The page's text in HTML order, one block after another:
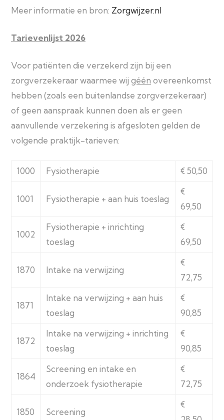
Meer informatie en bron: Zorgwijzer.nl
Tarievenlijst 2026
Voor patiënten die verzekerd zijn bij een
zorgverzekeraar waarmee wij géén overeenkomst
hebben (zoals een buitenlandse zorgverzekeraar)
of geen aanspraak kunnen doen als er geen
aanvullende verzekering is afgesloten gelden de
volgende praktijk-tarieven:
1000 Fysiotherapie € 50,50
1001 Fysiotherapie + aan huis toeslag
€
69,50
1002
Fysiotherapie + inrichting
toeslag
€
69,50
1870 Intake na verwijzing
€
72,75
1871
Intake na verwijzing + aan huis
toeslag
€
90,85
1872
Intake na verwijzing + inrichting
toeslag
€
90,85
1864
Screening en intake en
onderzoek fysiotherapie
€
72,75
1850 Screening
€